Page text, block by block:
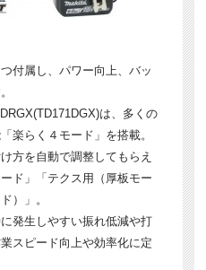
付属し、パワー向上、バッ
は、多くの
楽らく４モード」を搭載。
方を自動で調整してもらえ
ド」「テクス用（厚板モー
）」。
発生しやすい振れ低減や打
スピード向上や効率化に定